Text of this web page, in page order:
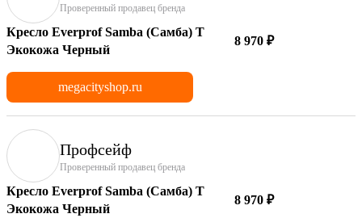
Проверенный продавец бренда
Кресло Everprof Samba (Самба) T
Экокожа Черный
8 970 ₽
megacityshop.ru
Профсейф
Проверенный продавец бренда
Кресло Everprof Samba (Самба) T
Экокожа Черный
8 970 ₽